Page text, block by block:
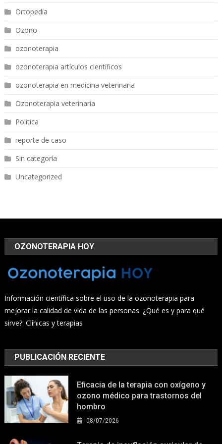
Ortopedia
Ozono
ozonoterapia
ozonoterapia artículos científicos
ozonoterapia en medicina veterinaria
Ozonoterapia veterinaria
Politica
reporte de caso
Sin categoría
Uncategorized
OZONOTERAPIA HOY
Información científica sobre el uso de la ozonoterapia para
mejorar la calidad de vida de las personas. ¿Qué es y para qué
sirve?. Clínicas y terapias
PUBLICACIÓN RECIENTE
Eficacia de la terapia con oxígeno y
ozono médico para trastornos del
hombro
08/07/2026